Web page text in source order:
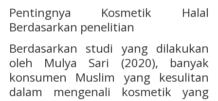
Pentingnya Kosmetik Halal
Berdasarkan penelitian
Berdasarkan studi yang dilakukan
oleh Mulya Sari (2020), banyak
konsumen Muslim yang kesulitan
dalam mengenali kosmetik yang